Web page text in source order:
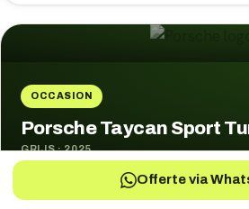
OCCASION
Porsche Taycan Sport
GRIJS·2025
Offerte via